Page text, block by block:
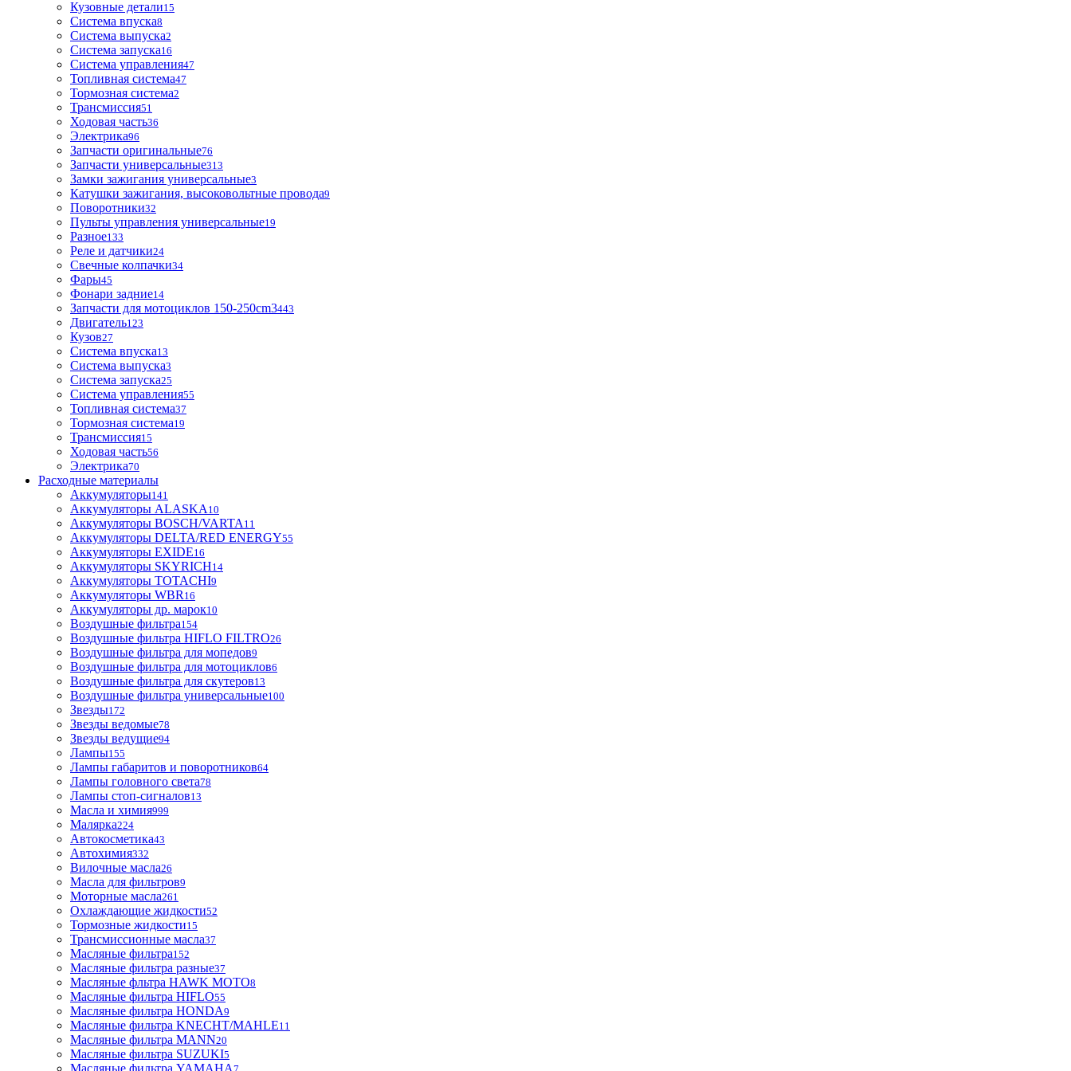
Кузовные детали15
Система впуска8
Система выпуска2
Система запуска16
Система управления47
Топливная система47
Тормозная система2
Трансмиссия51
Ходовая часть36
Электрика96
Запчасти оригинальные76
Запчасти универсальные313
Замки зажигания универсальные3
Катушки зажигания, высоковольтные провода9
Поворотники32
Пульты управления универсальные19
Разное133
Реле и датчики24
Свечные колпачки34
Фары45
Фонари задние14
Запчасти для мотоциклов 150-250cm3443
Двигатель123
Кузов27
Система впуска13
Система выпуска3
Система запуска25
Система управления55
Топливная система37
Тормозная система19
Трансмиссия15
Ходовая часть56
Электрика70
Расходные материалы
Аккумуляторы141
Аккумуляторы ALASKA 10
Аккумуляторы BOSCH/VARTA 11
Аккумуляторы DELTA/RED ENERGY55
Аккумуляторы EXIDE16
Аккумуляторы SKYRICH14
Аккумуляторы TOTACHI9
Аккумуляторы WBR 16
Аккумуляторы др. марок10
Воздушные фильтра154
Воздушные фильтра HIFLO FILTRO26
Воздушные фильтра для мопедов9
Воздушные фильтра для мотоциклов6
Воздушные фильтра для скутеров13
Воздушные фильтра универсальные100
Звезды172
Звезды ведомые78
Звезды ведущие94
Лампы155
Лампы габаритов и поворотников64
Лампы головного света78
Лампы стоп-сигналов13
Масла и химия999
Малярка224
Автокосметика43
Автохимия332
Вилочные масла26
Масла для фильтров9
Моторные масла261
Охлаждающие жидкости52
Тормозные жидкости15
Трансмиссионные масла37
Масляные фильтра152
Масляные фильтра разные37
Масляные фльтра HAWK MOTO8
Масляные фильтра HIFLO55
Масляные фильтра HONDA9
Масляные фильтра KNECHT/MAHLE11
Масляные фильтра MANN20
Масляные фильтра SUZUKI5
Масляные фильтра YAMAHA